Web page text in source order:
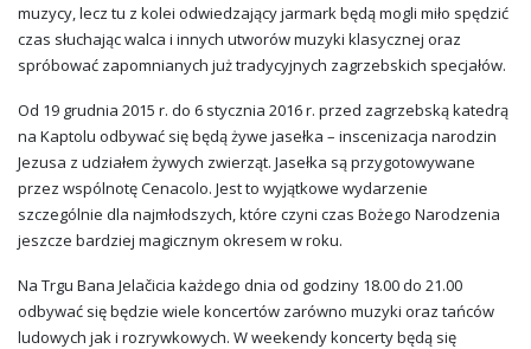
muzycy, lecz tu z kolei odwiedzający jarmark będą mogli miło spędzić
czas słuchając walca i innych utworów muzyki klasycznej oraz
spróbować zapomnianych już tradycyjnych zagrzebskich specjałów.
Od 19 grudnia 2015 r. do 6 stycznia 2016 r. przed zagrzebską katedrą
na Kaptolu odbywać się będą żywe jasełka – inscenizacja narodzin
Jezusa z udziałem żywych zwierząt. Jasełka są przygotowywane
przez wspólnotę Cenacolo. Jest to wyjątkowe wydarzenie
szczególnie dla najmłodszych, które czyni czas Bożego Narodzenia
jeszcze bardziej magicznym okresem w roku.
Na Trgu Bana Jelačicia każdego dnia od godziny 18.00 do 21.00
odbywać się będzie wiele koncertów zarówno muzyki oraz tańców
ludowych jak i rozrywkowych. W weekendy koncerty będą się